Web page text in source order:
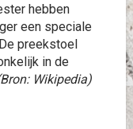
hebben
een speciale
preekstoel
in de
Wikipedia)